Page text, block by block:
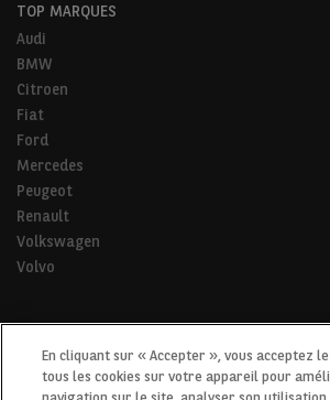
TOP MARQUES
Audi
BMW
Citroen
Fiat
Ford
Mercedes
Peugeot
Renault
Volkswagen
Volvo
* Pour tous les trajets de la vie.
En cliquant sur « Accepter », vous acceptez
tous les cookies sur votre appareil pour